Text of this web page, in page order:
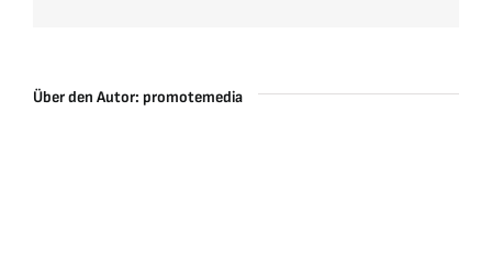
Über den Autor: promotemedia